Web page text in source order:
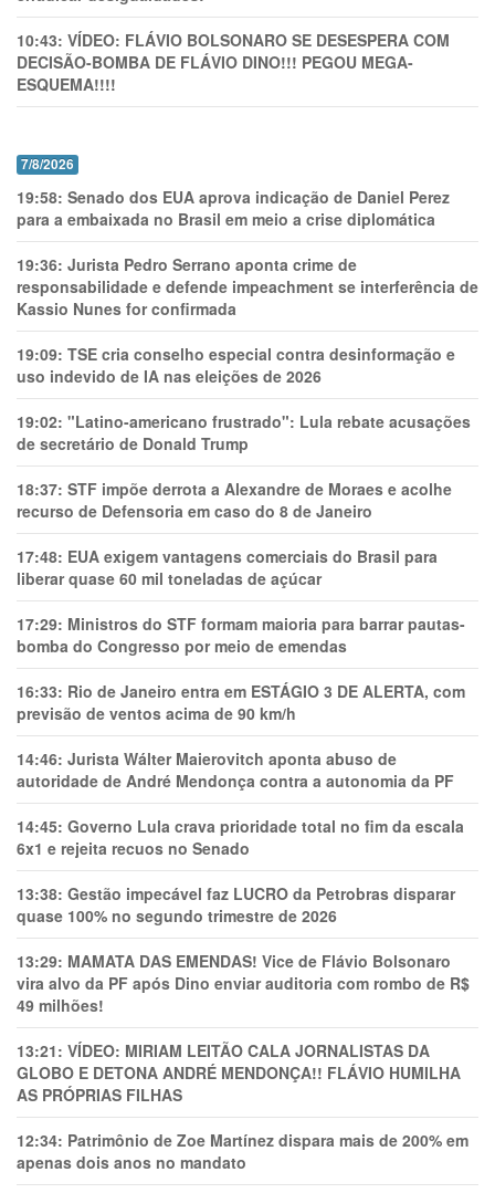
10:43: VÍDEO: FLÁVIO BOLSONARO SE DESESPERA COM
DECISÃO-BOMBA DE FLÁVIO DINO!!! PEGOU MEGA-
ESQUEMA!!!!
7/8/2026
19:58: Senado dos EUA aprova indicação de Daniel Perez
para a embaixada no Brasil em meio a crise diplomática
19:36: Jurista Pedro Serrano aponta crime de
responsabilidade e defende impeachment se interferência de
Kassio Nunes for confirmada
19:09: TSE cria conselho especial contra desinformação e
uso indevido de IA nas eleições de 2026
19:02: "Latino-americano frustrado": Lula rebate acusações
de secretário de Donald Trump
18:37: STF impõe derrota a Alexandre de Moraes e acolhe
recurso de Defensoria em caso do 8 de Janeiro
17:48: EUA exigem vantagens comerciais do Brasil para
liberar quase 60 mil toneladas de açúcar
17:29: Ministros do STF formam maioria para barrar pautas-
bomba do Congresso por meio de emendas
16:33: Rio de Janeiro entra em ESTÁGIO 3 DE ALERTA, com
previsão de ventos acima de 90 km/h
14:46: Jurista Wálter Maierovitch aponta abuso de
autoridade de André Mendonça contra a autonomia da PF
14:45: Governo Lula crava prioridade total no fim da escala
6x1 e rejeita recuos no Senado
13:38: Gestão impecável faz LUCRO da Petrobras disparar
quase 100% no segundo trimestre de 2026
13:29: MAMATA DAS EMENDAS! Vice de Flávio Bolsonaro
vira alvo da PF após Dino enviar auditoria com rombo de R$
49 milhões!
13:21: VÍDEO: MIRIAM LEITÃO CALA JORNALISTAS DA
GLOBO E DETONA ANDRÉ MENDONÇA!! FLÁVIO HUMILHA
AS PRÓPRIAS FILHAS
12:34: Patrimônio de Zoe Martínez dispara mais de 200% em
apenas dois anos no mandato